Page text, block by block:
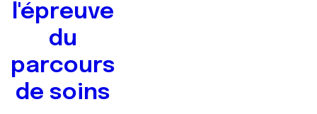
l'épreuve
du
parcours
de soins